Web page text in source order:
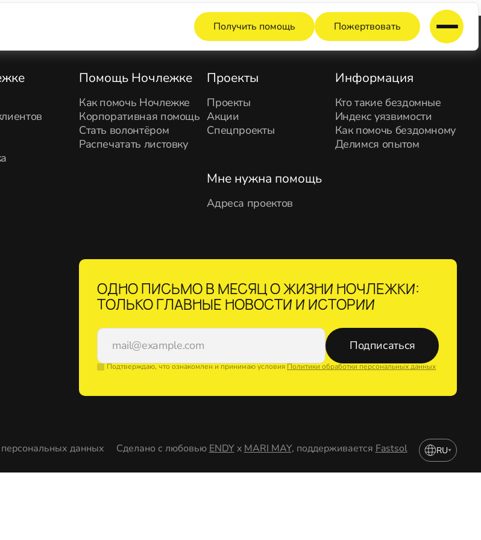
Получить помощь Пожертвовать
Помощь Ночлежке
Как помочь Ночлежке
Корпоративная помощь
Стать волонтёром
Распечатать листовку
Проекты
Проекты
Акции
Спецпроекты
Информация
Кто такие бездомные
Индекс уязвимости
Как помочь бездомному
Делимся опытом
Мне нужна помощь
Адреса проектов
ОДНО ПИСЬМО В МЕСЯЦ О ЖИЗНИ НОЧЛЕЖКИ:
ТОЛЬКО ГЛАВНЫЕ НОВОСТИ И ИСТОРИИ
Подписаться
Подтверждаю, что ознакомлен и принимаю условияПолитики обработки персональных данных
данных Сделано с любовью ENDY x MARI MAY, поддерживается Fastsol RU